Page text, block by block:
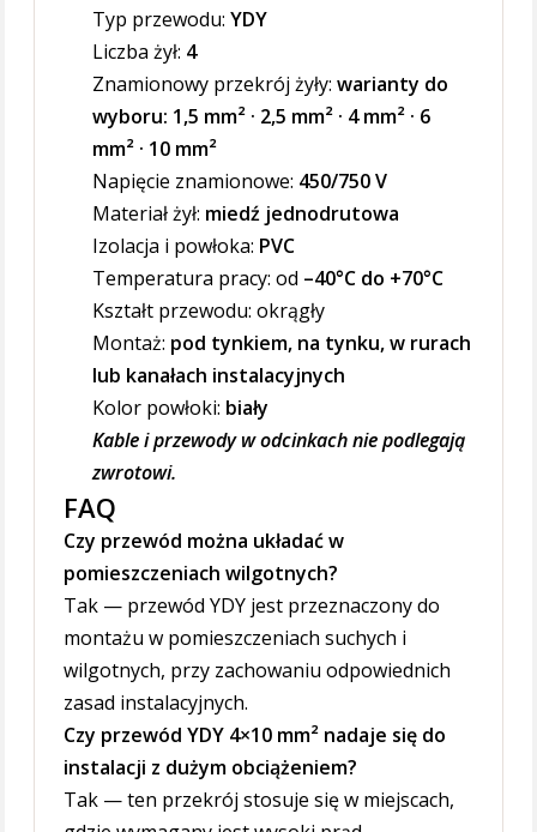
Typ przewodu:YDY
Liczba żył: 4
Znamionowy przekrój żyły:warianty do
wyboru: 1,5 mm² · 2,5 mm² · 4 mm² · 6
mm² · 10 mm²
Napięcie znamionowe: 450/750 V
Materiał żył: miedź jednodrutowa
Izolacja i powłoka: PVC
Temperatura pracy: od –40°C do +70°C
Kształt przewodu: okrągły
Montaż: pod tynkiem, na tynku, w rurach
lub kanałach instalacyjnych
Kolor powłoki: biały
Kable i przewody w odcinkach nie podlegają
zwrotowi.
FAQ
Czy przewód można układać w
pomieszczeniach wilgotnych?
Tak — przewód YDY jest przeznaczony do
montażu w pomieszczeniach suchych i
wilgotnych, przy zachowaniu odpowiednich
zasad instalacyjnych.
Czy przewód YDY 4×10 mm² nadaje się do
instalacji z dużym obciążeniem?
Tak — ten przekrój stosuje się w miejscach,